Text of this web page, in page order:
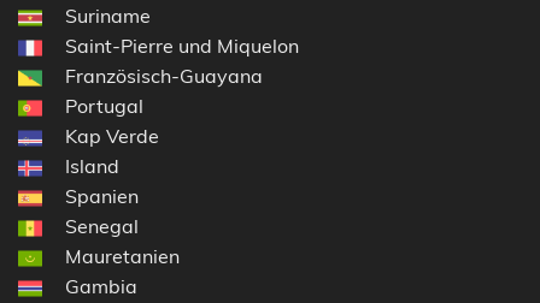
Suriname
Saint-Pierre und Miquelon
Französisch-Guayana
Portugal
Kap Verde
Island
Spanien
Senegal
Mauretanien
Gambia